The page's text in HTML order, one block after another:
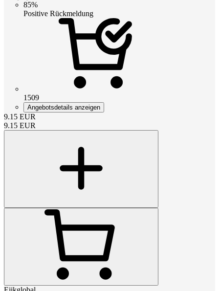
85%
Positive Rückmeldung
1509
Angebotsdetails anzeigen
9.15 EUR
9.15 EUR